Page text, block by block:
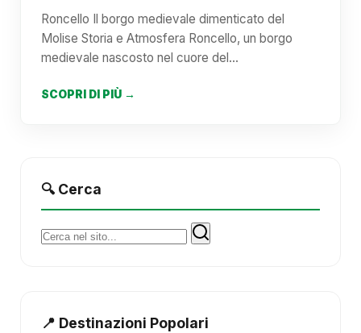
Roncello Il borgo medievale dimenticato del
Molise Storia e Atmosfera Roncello, un borgo
medievale nascosto nel cuore del…
SCOPRI DI PIÙ →
🔍 Cerca
Cerca:
📍 Destinazioni Popolari